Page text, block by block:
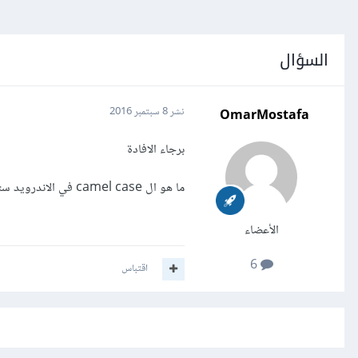
السؤال
OmarMostafa
الأعضاء
6
نشر8 سبتمبر 2016
برجاء الافادة
ما هو ال camel case في الاندرويد ستوديو
اقتباس